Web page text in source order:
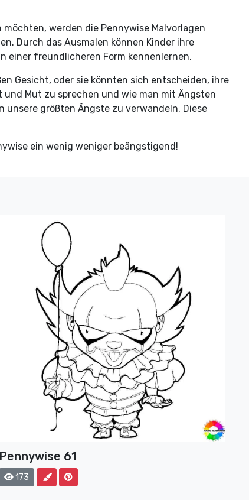
werden die Pennywise Malvorlagen
Durch das Ausmalen können Kinder ihre
einer freundlicheren Form kennenlernen.
Gesicht, oder sie könnten sich entscheiden, ihre
Mut zu sprechen und wie man mit Ängsten
größten Ängste zu verwandeln. Diese
ein wenig weniger beängstigend!
Pennywise 61
173